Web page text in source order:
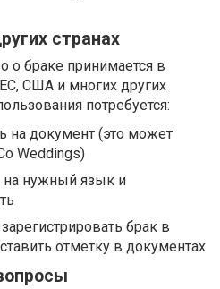
странах
о браке принимается в
США и многих других
потребуется:
на документ (это может
Weddings)
на нужный язык и
брак в
отметку в документах